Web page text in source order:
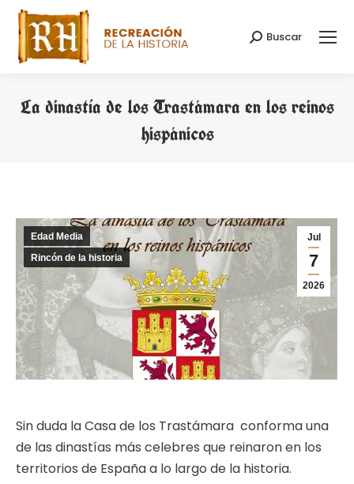
Buscar:
Buscar
La dinastía de los Trastámara en los reinos
hispánicos
Jul
7
2026
Edad Media
Rincón de la historia
Sin duda la Casa de los Trastámara conforma una
de las dinastías más celebres que reinaron en los
territorios de España a lo largo de la historia.